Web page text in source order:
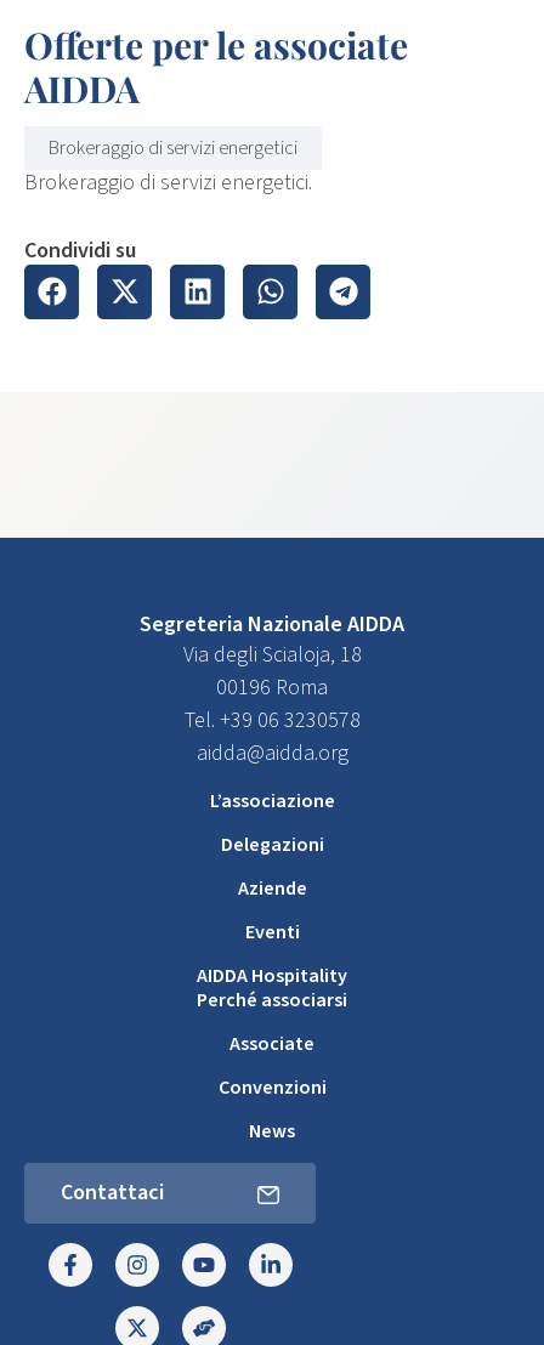
Offerte per le associate
AIDDA
Brokeraggio di servizi energetici
Brokeraggio di servizi energetici.
Condividi su
Segreteria Nazionale AIDDA
Via degli Scialoja, 18
00196 Roma
Tel. +39 06 3230578
aidda@aidda.org
L’associazione
Delegazioni
Aziende
Eventi
AIDDA Hospitality
Perché associarsi
Associate
Convenzioni
News
Contattaci